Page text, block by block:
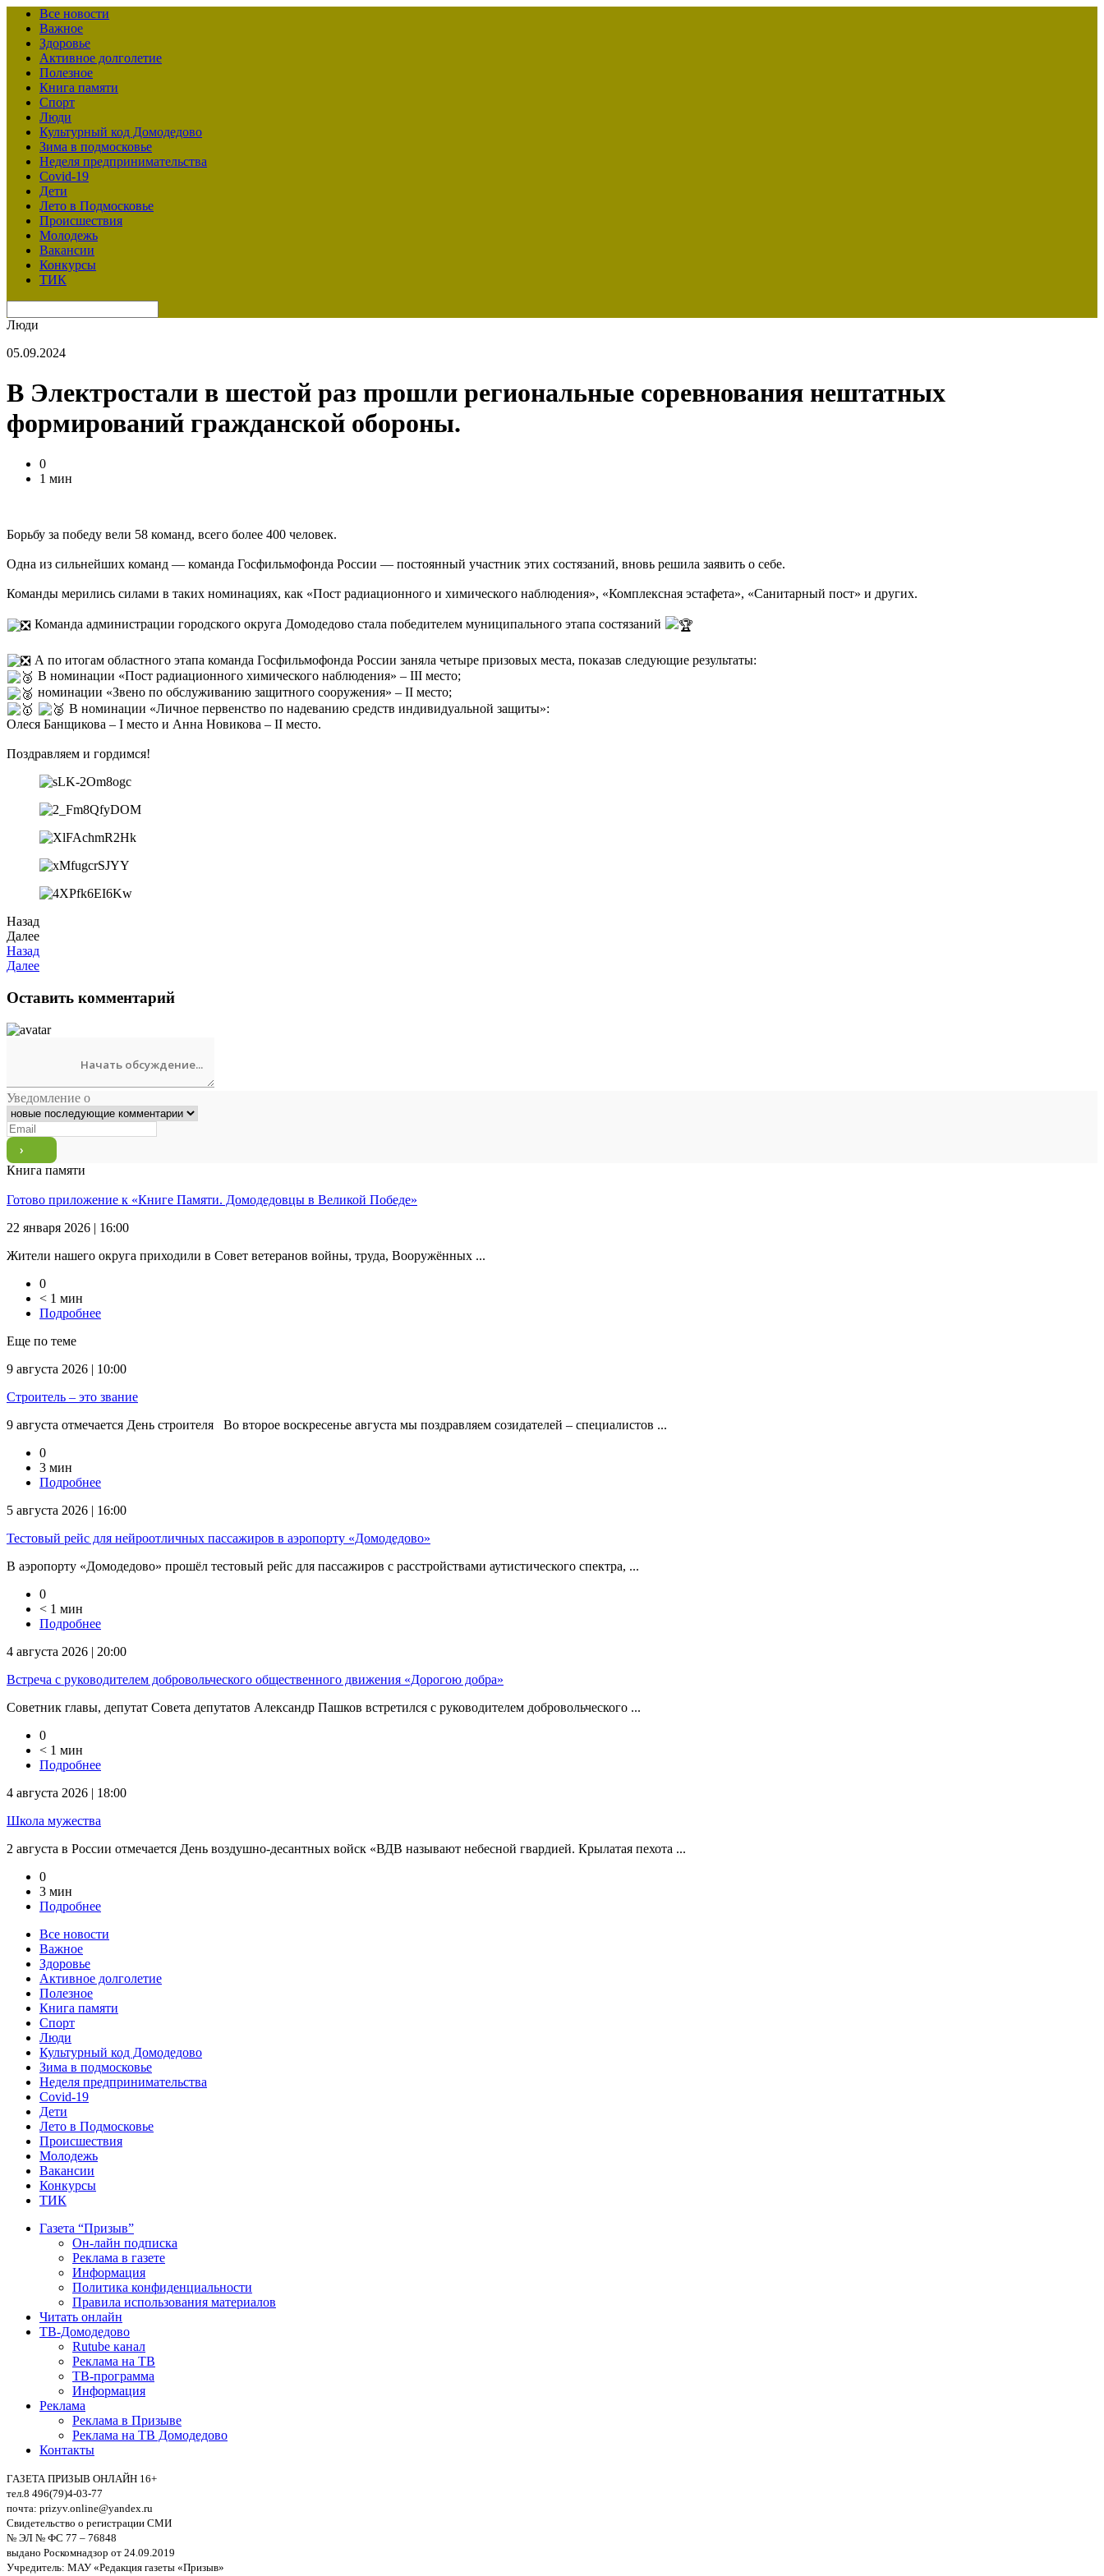
Все новости
Важное
Здоровье
Активное долголетие
Полезное
Книга памяти
Спорт
Люди
Культурный код Домодедово
Зима в подмосковье
Неделя предпринимательства
Covid-19
Дети
Лето в Подмосковье
Происшествия
Молодежь
Вакансии
Конкурсы
ТИК
Люди
05.09.2024
В Электростали в шестой раз прошли региональные соревнования нештатных
формирований гражданской обороны.
0
1 мин
Борьбу за победу вели 58 команд, всего более 400 человек.
Одна из сильнейших команд — команда Госфильмофонда России — постоянный участник этих состязаний, вновь решила заявить о себе.
Команды мерились силами в таких номинациях, как «Пост радиационного и химического наблюдения», «Комплексная эстафета», «Санитарный пост» и других.
Команда администрации городского округа Домодедово стала победителем муниципального этапа состязаний
А по итогам областного этапа команда Госфильмофонда России заняла четыре призовых места, показав следующие результаты:
В номинации «Пост радиационного химического наблюдения» – III место;
номинации «Звено по обслуживанию защитного сооружения» – II место;
В номинации «Личное первенство по надеванию средств индивидуальной защиты»:
Олеся Банщикова – I место и Анна Новикова – II место.
Поздравляем и гордимся!
Назад
Далее
Назад
Далее
Оставить комментарий
Уведомление о
Книга памяти
Готово приложение к «Книге Памяти. Домодедовцы в Великой Победе»
22 января 2026 | 16:00
Жители нашего округа приходили в Совет ветеранов войны, труда, Вооружённых ...
0
< 1 мин
Подробнее
Еще по теме
9 августа 2026 | 10:00
Строитель – это звание
9 августа отмечается День строителя Во второе воскресенье августа мы поздравляем созидателей – специалистов ...
0
3 мин
Подробнее
5 августа 2026 | 16:00
Тестовый рейс для нейроотличных пассажиров в аэропорту «Домодедово»
В аэропорту «Домодедово» прошёл тестовый рейс для пассажиров с расстройствами аутистического спектра, ...
0
< 1 мин
Подробнее
4 августа 2026 | 20:00
Встреча с руководителем добровольческого общественного движения «Дорогою добра»
Советник главы, депутат Совета депутатов Александр Пашков встретился с руководителем добровольческого ...
0
< 1 мин
Подробнее
4 августа 2026 | 18:00
Школа мужества
2 августа в России отмечается День воздушно-десантных войск «ВДВ называют небесной гвардией. Крылатая пехота ...
0
3 мин
Подробнее
Все новости
Важное
Здоровье
Активное долголетие
Полезное
Книга памяти
Спорт
Люди
Культурный код Домодедово
Зима в подмосковье
Неделя предпринимательства
Covid-19
Дети
Лето в Подмосковье
Происшествия
Молодежь
Вакансии
Конкурсы
ТИК
Газета “Призыв”
Он-лайн подписка
Реклама в газете
Информация
Политика конфиденциальности
Правила использования материалов
Читать онлайн
ТВ-Домодедово
Rutube канал
Реклама на ТВ
ТВ-программа
Информация
Реклама
Реклама в Призыве
Реклама на ТВ Домодедово
Контакты
ГАЗЕТА ПРИЗЫВ ОНЛАЙН 16+
тел.8 496(79)4-03-77
почта: prizyv.online@yandex.ru
Свидетельство о регистрации СМИ
№ ЭЛ № ФС 77 – 76848
выдано Роскомнадзор от 24.09.2019
Учредитель: МАУ «Редакция газеты «Призыв»